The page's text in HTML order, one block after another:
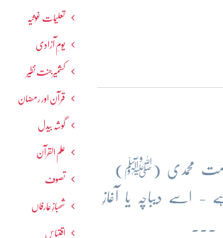
نے اُمت محمدی (ﷺ)
اسے دیباچہ یا آغازِ
...
تعلیمات غوثیہ
یومِ آزادی
کشمیرجنت نظیر
قرآن اور رمضان
گوشہ بیدل
علم القرآن
تصوف
شھبازِ عارفاں
اقتباس